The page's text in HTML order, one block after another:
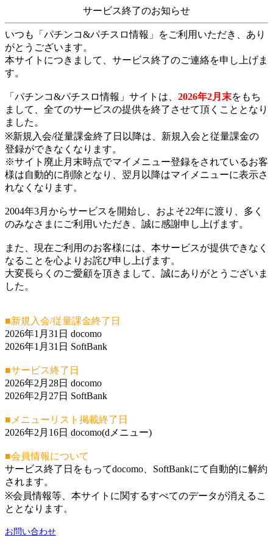
サービス終了のお知らせ
いつも「パチンコ&パチスロ情報」をご利用いただき、あり
がとうございます。
本サイトにつきまして、サービス終了のご連絡を申し上げま
す。
「パチンコ&パチスロ情報」サイトは、 2026年2月末をもち
まして、全てのサービスの提供を終了させて頂くこととなり
ました。
※新規入会/従量課金終了日以降は、新規入会と従量課金の
登録ができなくなります。
※サイト廃止月末時点でマイメニュー登録をされているお客
様は自動的に削除となり、翌月以降はマイメニューに表示さ
れなくなります。
2004年3月からサービスを開始し、およそ22年に渡り、多く
のみなさまにご利用いただき、誠に感謝申し上げます。
また、現在ご利用のお客様には、本サービスが提供できなく
なることを心よりお詫び申し上げます。
大変長らくのご愛顧を頂きまして、誠にありがとうございま
した。
■新規入会/従量課金終了日
2026年1月31日 docomo
2026年1月31日 SoftBank
■サービス終了日
2026年2月28日 docomo
2026年2月27日 SoftBank
■メニューリスト掲載終了日
2026年2月16日 docomo(dメニュー)
■会員情報について
サービス終了日をもってdocomo、SoftBankにて自動的に解約
されます。
※会員情報等、本サイトに関するすべてのデータが消えるこ
ととなります。
お問い合わせ